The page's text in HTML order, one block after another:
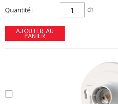
Quantité ch
AJOUTER AU
PANIER